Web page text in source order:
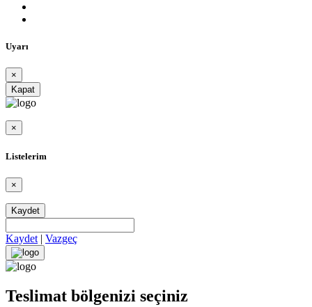
Uyarı
×
Kapat
×
Listelerim
×
Kaydet
Kaydet | Vazgeç
Teslimat bölgenizi seçiniz